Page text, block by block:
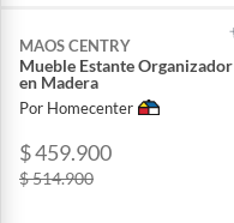
MAOS CENTRY
Mueble Estante Organizador
en Madera
Por Homecenter
$ 459.900
$ 514.900